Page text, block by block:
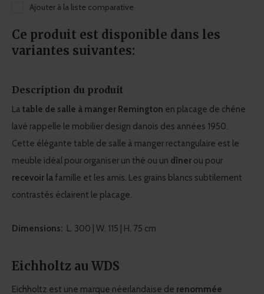
Ajouter à la liste comparative
Ce produit est disponible dans les
variantes suivantes:
Description du produit
La table de salle à manger Remington en placage de chêne
lavé rappelle le mobilier design danois des années 1950.
Cette élégante table de salle à manger rectangulaire est le
meuble idéal pour organiser un thé ou un dîner ou pour
recevoir la famille et les amis. Les grains blancs subtilement
contrastés éclairent le placage.
Dimensions: L. 300 | W. 115 | H. 75 cm
Eichholtz au WDS
Eichholtz est une marque néerlandaise de renommée